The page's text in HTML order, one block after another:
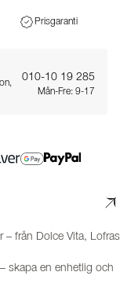
Prisgaranti
010-10 19 285
Mån-Fre: 9-17
– från Dolce Vita, Lofras
skapa en enhetlig och